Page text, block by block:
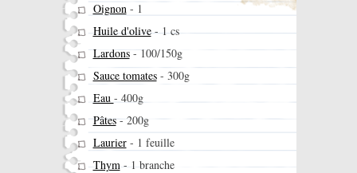
Oignon- 1
Huile d'olive-1 cs
Lardons-100/150g
Sauce tomates- 300g
Eau - 400g
Pâtes- 200g
Laurier- 1 feuille
Thym- 1 branche